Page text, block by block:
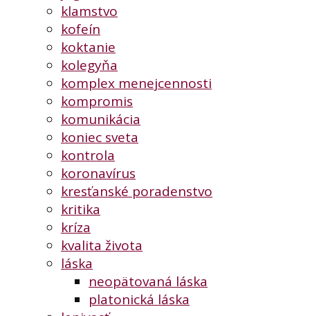
klamstvo
kofeín
koktanie
kolegyňa
komplex menejcennosti
kompromis
komunikácia
koniec sveta
kontrola
koronavírus
kresťanské poradenstvo
kritika
kríza
kvalita života
láska
neopätovaná láska
platonická láska